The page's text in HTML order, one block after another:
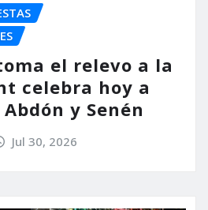
el relevo a la
celebra hoy a
y Senén
Jul 30, 2026